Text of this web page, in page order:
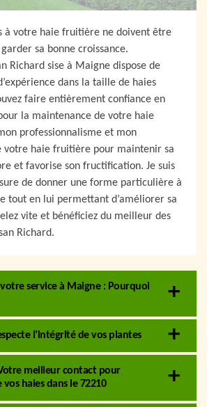
à votre haie fruitière ne doivent être
sa bonne croissance.
Richard sise à Maigne dispose de
dans la taille de haies
faire entièrement confiance en
la maintenance de votre haie
professionnalisme et mon
votre haie fruitière pour maintenir sa
et favorise son fructification. Je suis
de donner une forme particulière à
tout en lui permettant d’améliorer sa
vite et bénéficiez du meilleur des
Richard.
service à Maigne : Pourquoi
l’intégrité de vos plantes
meilleur contact pour
haies dans le 72210